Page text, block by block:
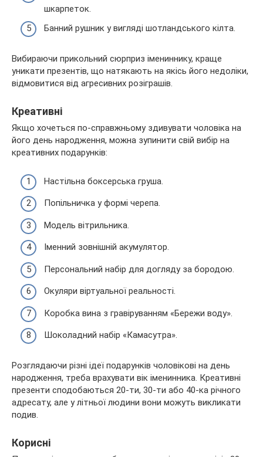
шкарпеток.
Банний рушник у вигляді шотландського кілта.
Вибираючи прикольний сюрприз імениннику, краще
уникати презентів, що натякають на якісь його недоліки,
відмовитися від агресивних розіграшів.
Креативні
Якщо хочеться по-справжньому здивувати чоловіка на
його день народження, можна зупинити свій вибір на
креативних подарунків:
Настільна боксерська груша.
Попільничка у формі черепа.
Модель вітрильника.
Іменний зовнішній акумулятор.
Персональний набір для догляду за бородою.
Окуляри віртуальної реальності.
Коробка вина з гравіруванням «Бережи воду».
Шоколадний набір «Камасутра».
Розглядаючи різні ідеї подарунків чоловікові на день
народження, треба врахувати вік іменинника. Креативні
презенти сподобаються 20-ти, 30-ти або 40-ка річного
адресату, але у літньої людини вони можуть викликати
подив.
Корисні